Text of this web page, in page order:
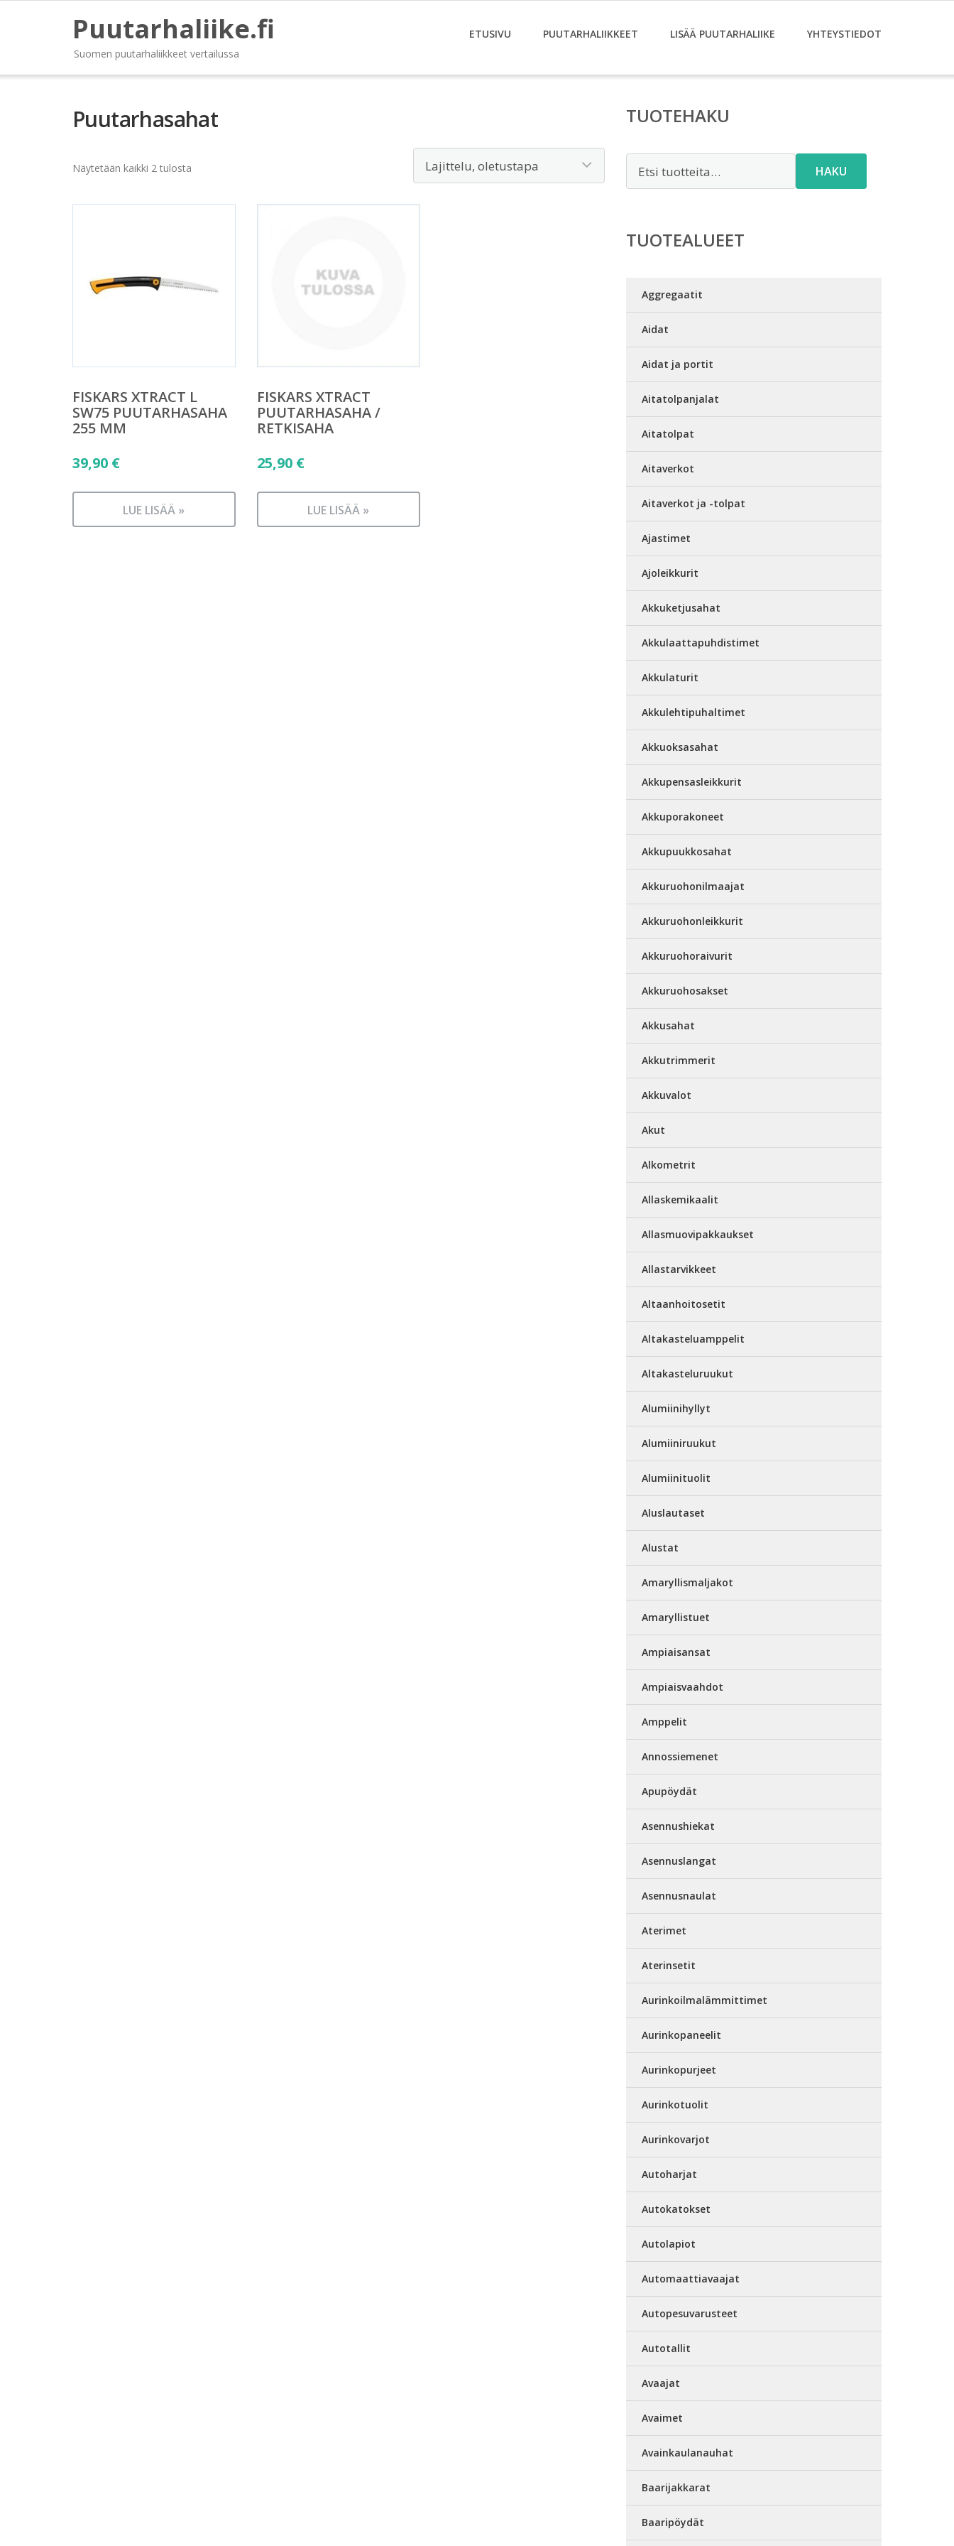
Puutarhaliike.fi
Suomen puutarhaliikkeet vertailussa
ETUSIVU PUUTARHALIIKKEET LISÄÄ PUUTARHALIIKE YHTEYSTIEDOT
Puutarhasahat
Näytetään kaikki 2 tulosta
FISKARS XTRACT L
SW75 PUUTARHASAHA
255 MM
39,90 €
LUE LISÄÄ »
FISKARS XTRACT
PUUTARHASAHA /
RETKISAHA
25,90 €
LUE LISÄÄ »
TUOTEHAKU
HAKU
TUOTEALUEET
Aggregaatit
Aidat
Aidat ja portit
Aitatolpanjalat
Aitatolpat
Aitaverkot
Aitaverkot ja -tolpat
Ajastimet
Ajoleikkurit
Akkuketjusahat
Akkulaattapuhdistimet
Akkulaturit
Akkulehtipuhaltimet
Akkuoksasahat
Akkupensasleikkurit
Akkuporakoneet
Akkupuukkosahat
Akkuruohonilmaajat
Akkuruohonleikkurit
Akkuruohoraivurit
Akkuruohosakset
Akkusahat
Akkutrimmerit
Akkuvalot
Akut
Alkometrit
Allaskemikaalit
Allasmuovipakkaukset
Allastarvikkeet
Altaanhoitosetit
Altakasteluamppelit
Altakasteluruukut
Alumiinihyllyt
Alumiiniruukut
Alumiinituolit
Aluslautaset
Alustat
Amaryllismaljakot
Amaryllistuet
Ampiaisansat
Ampiaisvaahdot
Amppelit
Annossiemenet
Apupöydät
Asennushiekat
Asennuslangat
Asennusnaulat
Aterimet
Aterinsetit
Aurinkoilmalämmittimet
Aurinkopaneelit
Aurinkopurjeet
Aurinkotuolit
Aurinkovarjot
Autoharjat
Autokatokset
Autolapiot
Automaattiavaajat
Autopesuvarusteet
Autotallit
Avaajat
Avaimet
Avainkaulanauhat
Baarijakkarat
Baaripöydät